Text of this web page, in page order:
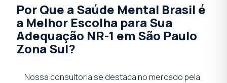
Por Que a Saúde Mental Brasil é
a Melhor Escolha para Sua
Adequação NR-1 em São Paulo
Zona Sul?
Nossa consultoria se destaca no mercado pela